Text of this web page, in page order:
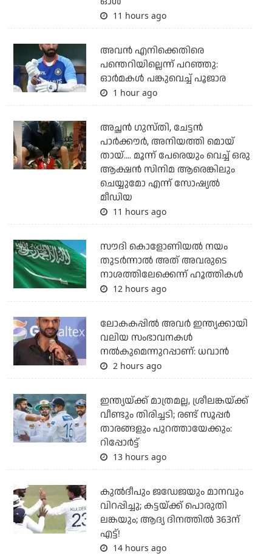
11 hours ago
അവന്‍ എനിക്കെതിരെ
പന്തെറിയില്ലെന്ന് പറഞ്ഞു:
ഓര്‍മകള്‍ പങ്കുവെച്ച് പൂജാര
1 hour ago
അച്ഛന്‍ ഗുസ്തി, ചേട്ടന്‍
പാര്‍ക്കൗര്‍, അനിയത്തി മൊയ്
തായ്.... മൂന്ന് പേരെയും വെച്ച് ഒരു
ആക്ഷന്‍ സിനിമ ആരെങ്കിലും
ചെയ്യുമോ എന്ന് സോഷ്യല്‍
മീഡിയ
11 hours ago
സൗദി കൊളോണിയല്‍ നയം
തുടര്‍ന്നാല്‍ അത് അവരുടെ
നാശത്തിലേക്കെന്ന് ഹൂത്തികള്‍
12 hours ago
ലോകകപ്പിൽ അവര്‍ ഇന്ത്യക്കായി
വലിയ സംഭാവനകള്‍
നല്‍കുമെന്നുറപ്പാണ്: ധവാന്‍
2 hours ago
ഇന്ത്യയ്ക്ക് മാത്രമല്ല, ശ്രീലങ്കയ്ക്ക്
വീണ്ടും തിരിച്ചടി; രണ്ട് സൂപ്പര്‍
താരങ്ങളും പുറത്തായേക്കും:
റിപ്പോര്‍ട്ട്
13 hours ago
കുല്‍ദീപും ജഡേജയും മാനവും
വിറപ്പിച്ചു; കട്ടയ്ക്ക് പൊരുതി
ലങ്കയും; ആദ്യ ദിനത്തില്‍ 363ന്
എട്ട്!
14 hours ago